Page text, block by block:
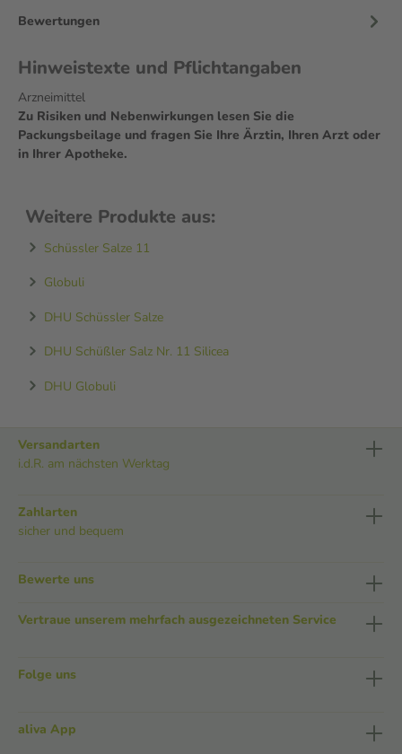
Bewertungen
Hinweistexte und Pflichtangaben
Arzneimittel
Zu Risiken und Nebenwirkungen lesen Sie die
Packungsbeilage und fragen Sie Ihre Ärztin, Ihren Arzt oder
in Ihrer Apotheke.
Weitere Produkte aus:
Schüssler Salze 11
Globuli
DHU Schüssler Salze
DHU Schüßler Salz Nr. 11 Silicea
DHU Globuli
Versandarten
i.d.R. am nächsten Werktag
Zahlarten
sicher und bequem
Bewerte uns
Vertraue unserem mehrfach ausgezeichneten Service
Folge uns
aliva App